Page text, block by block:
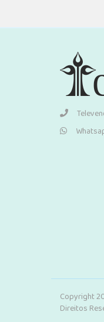
Copyright
Direitos